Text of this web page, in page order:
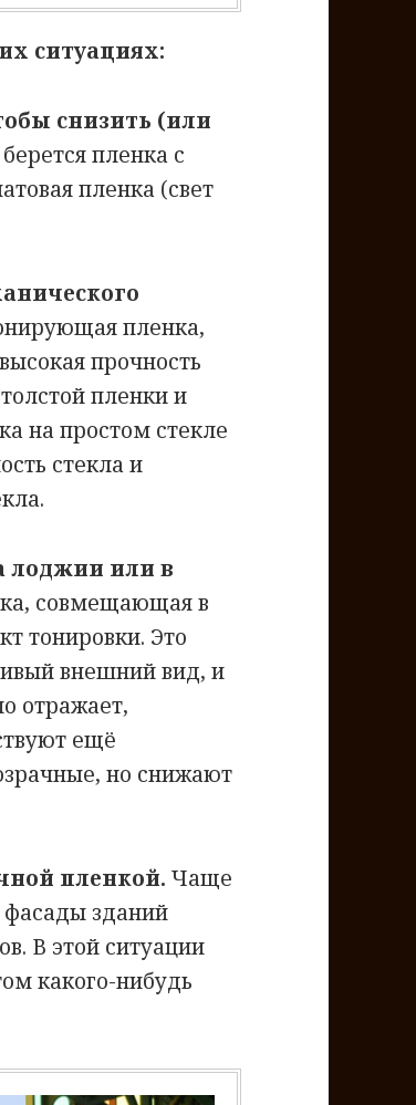
ситуациях:
снизить (или
пленка с
пленка (свет
пленка,
прочность
пленки и
на простом стекле
стекла и
лоджии или в
совмещающая в
тонировки. Это
внешний вид, и
отражает,
ещё
но снижают
пленкой. Чаще
фасады зданий
В этой ситуации
какого-нибудь